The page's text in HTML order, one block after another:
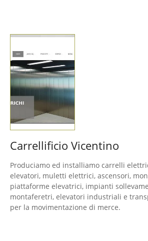
Carrellificio Vicentino
Produciamo ed installiamo carrelli
elevatori, muletti elettrici, ascensori,
piattaforme elevatrici, impianti
montaferetri, elevatori industriali e
per la movimentazione di merce.